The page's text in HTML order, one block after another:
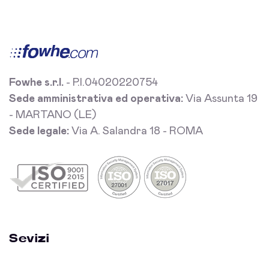
Fowhe s.r.l. - P.I.04020220754
Sede amministrativa ed operativa: Via Assunta 19
- MARTANO (LE)
Sede legale: Via A. Salandra 18 - ROMA
Sevizi